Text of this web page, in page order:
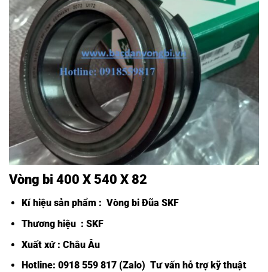
Vòng bi 400 X 540 X 82
Kí hiệu sản phẩm : Vòng bi Đũa SKF
Thương hiệu : SKF
Xuất xứ : Châu Âu
Hotline: 0918 559 817 (Zalo) Tư vấn hỗ trợ kỹ thuật